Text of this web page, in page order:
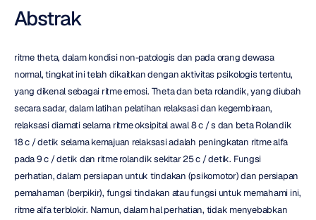
Abstrak
ritme theta, dalam kondisi non-patologis dan pada orang dewasa
normal, tingkat ini telah dikaitkan dengan aktivitas psikologis tertentu,
yang dikenal sebagai ritme emosi. Theta dan beta rolandik, yang diubah
secara sadar, dalam latihan pelatihan relaksasi dan kegembiraan,
relaksasi diamati selama ritme oksipital awal 8 c / s dan beta Rolandik
18 c / detik selama kemajuan relaksasi adalah peningkatan ritme alfa
pada 9 c / detik dan ritme rolandik sekitar 25 c / detik. Fungsi
perhatian, dalam persiapan untuk tindakan (psikomotor) dan persiapan
pemahaman (berpikir), fungsi tindakan atau fungsi untuk memahami ini,
ritme alfa terblokir. Namun, dalam hal perhatian, tidak menyebabkan